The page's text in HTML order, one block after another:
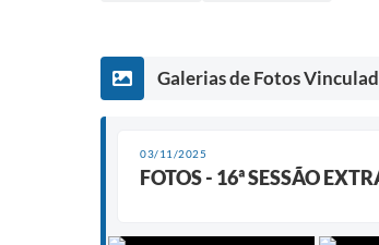
Galerias de Fotos
03/11/2025
FOTOS - 16ª SESSÃO